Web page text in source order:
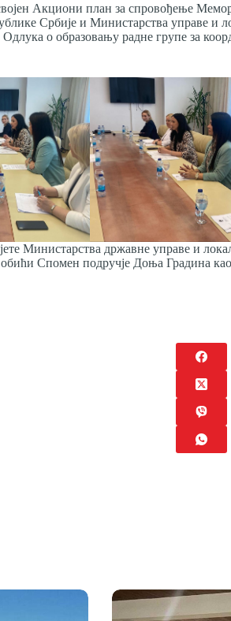
Акциони план за спровођење
Србије и Министарства управе и
о образовању радне групе за
Министарства државне управе и
обићи Спомен подручје Доња Градина